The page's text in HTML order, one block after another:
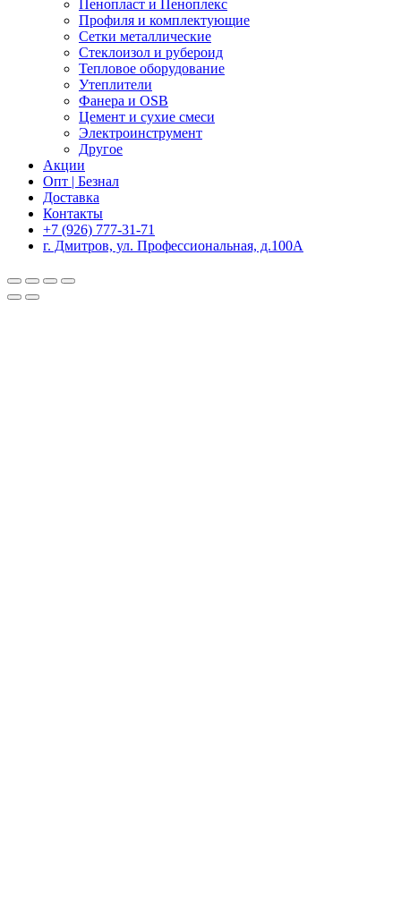
Пенопласт и Пеноплекс
Профиля и комплектующие
Сетки металлические
Стеклоизол и рубероид
Тепловое оборудование
Утеплители
Фанера и OSB
Цемент и сухие смеси
Электроинструмент
Другое
Акции
Опт | Безнал
Доставка
Контакты
+7 (926) 777-31-71
г. Дмитров, ул. Профессиональная, д.100А